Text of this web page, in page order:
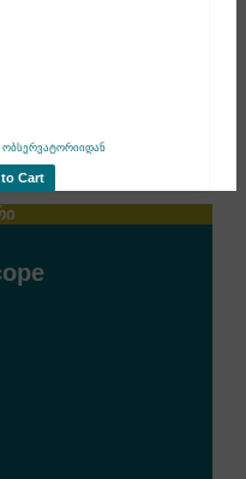
ობსერვატორიიდან
Cart